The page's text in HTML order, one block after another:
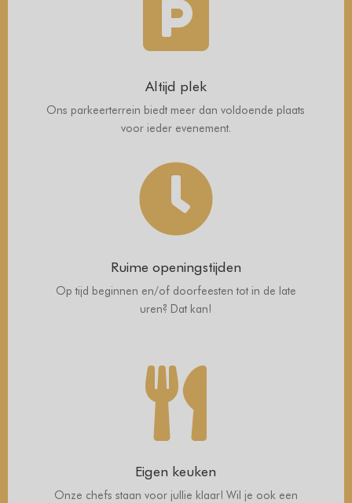

Altijd plek
Ons parkeerterrein biedt meer dan voldoende plaats
voor ieder evenement.

Ruime openingstijden
Op tijd beginnen en/of doorfeesten tot in de late
uren? Dat kan!

Eigen keuken
Onze chefs staan voor jullie klaar! Wil je ook een